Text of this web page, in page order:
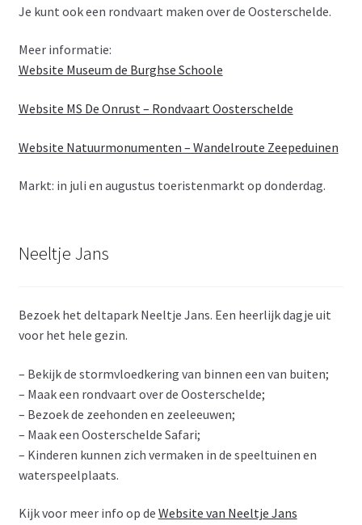
Je kunt ook een rondvaart maken over de Oosterschelde.
Meer informatie:
Website Museum de Burghse Schoole
Website MS De Onrust – Rondvaart Oosterschelde
Website Natuurmonumenten – Wandelroute Zeepeduinen
Markt: in juli en augustus toeristenmarkt op donderdag.
Neeltje Jans
Bezoek het deltapark Neeltje Jans. Een heerlijk dagje uit
voor het hele gezin.
– Bekijk de stormvloedkering van binnen een van buiten;
– Maak een rondvaart over de Oosterschelde;
– Bezoek de zeehonden en zeeleeuwen;
– Maak een Oosterschelde Safari;
– Kinderen kunnen zich vermaken in de speeltuinen en
waterspeelplaats.
Kijk voor meer info op de Website van Neeltje Jans